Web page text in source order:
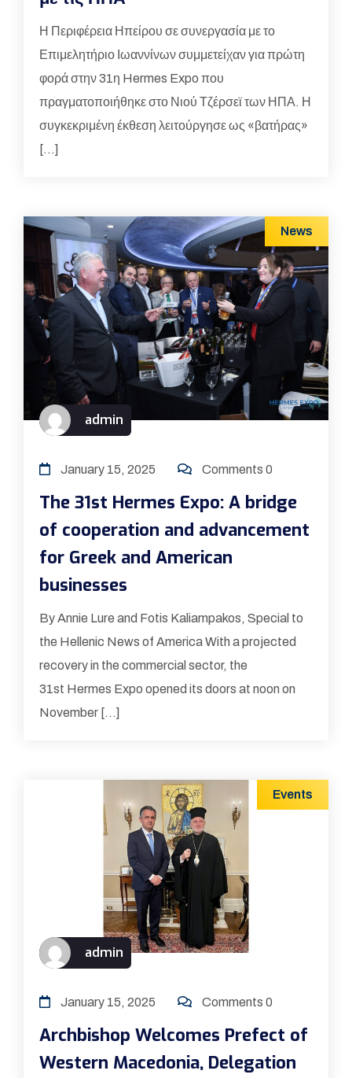
Η Περιφέρεια Ηπείρου σε συνεργασία με το
Επιμελητήριο Ιωαννίνων συμμετείχαν για πρώτη
φορά στην 31η Hermes Expo που
πραγματοποιήθηκε στο Νιού Τζέρσεϊ των ΗΠΑ. Η
συγκεκριμένη έκθεση λειτούργησε ως «βατήρας»
[…]
News
admin
January 15, 2025 Comments 0
The 31st Hermes Expo: A bridge
of cooperation and advancement
for Greek and American
businesses
By Annie Lure and Fotis Kaliampakos, Special to
the Hellenic News of America With a projected
recovery in the commercial sector, the
31st Hermes Expo opened its doors at noon on
November […]
Events
admin
January 15, 2025 Comments 0
Archbishop Welcomes Prefect of
Western Macedonia, Delegation